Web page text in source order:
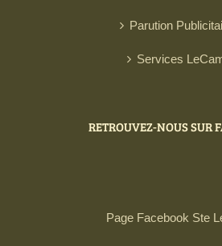
Parution
Services
RETROUVEZ-NOUS SUR
Page Facebook Ste